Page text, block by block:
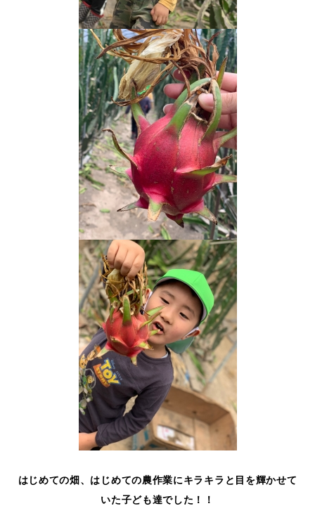
はじめての畑、はじめての農作業にキラキラと目を輝かせて
いた子ども達でした！！